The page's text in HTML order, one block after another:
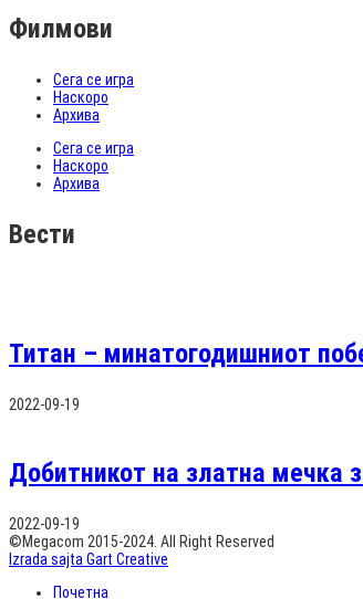
Филмови
Сега се игра
Наскоро
Архива
Сега се игра
Наскоро
Архива
Вести
Титан – минатогодишниот
2022-09-19
Добитникот на златна мечка
2022-09-19
©Megacom 2015-2024. All Right Reserved
Izrada sajta Gart Creative
Почетна